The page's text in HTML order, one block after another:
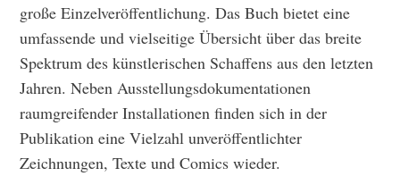
große Einzelveröffentlichung. Das Buch bietet eine
umfassende und vielseitige Übersicht über das breite
Spektrum des künst­lerischen Schaffens aus den letzten
Jahren. Neben Ausstel­lungs­dokumen­tationen
raumgreifender Installationen finden sich in der
Publikation eine Vielzahl unveröffentlichter
Zeichnungen, Texte und Comics wieder.